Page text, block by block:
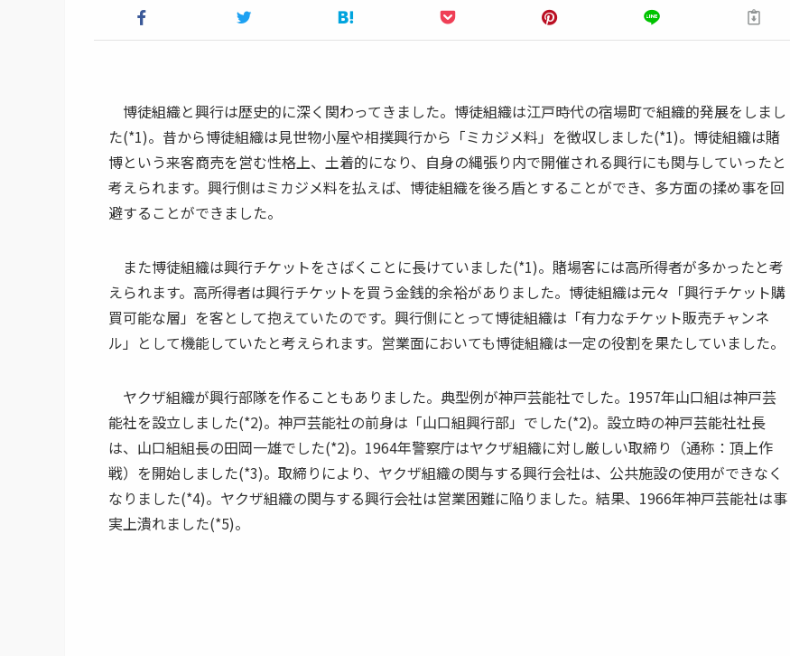
博徒組織と興行は歴史的に深く関わってきました。博徒組織は江戸時代の宿場町で組織的発展をしまし
た(*1)。昔から博徒組織は見世物小屋や相撲興行から「ミカジメ料」を徴収しました(*1)。博徒組織は賭
博という来客商売を営む性格上、土着的になり、自身の縄張り内で開催される興行にも関与していったと
考えられます。興行側はミカジメ料を払えば、博徒組織を後ろ盾とすることができ、多方面の揉め事を回
避することができました。
また博徒組織は興行チケットをさばくことに長けていました(*1)。賭場客には高所得者が多かったと考
えられます。高所得者は興行チケットを買う金銭的余裕がありました。博徒組織は元々「興行チケット購
買可能な層」を客として抱えていたのです。興行側にとって博徒組織は「有力なチケット販売チャンネ
ル」として機能していたと考えられます。営業面においても博徒組織は一定の役割を果たしていました。
ヤクザ組織が興行部隊を作ることもありました。典型例が神戸芸能社でした。1957年山口組は神戸芸
能社を設立しました(*2)。神戸芸能社の前身は「山口組興行部」でした(*2)。設立時の神戸芸能社社長
は、山口組組長の田岡一雄でした(*2)。1964年警察庁はヤクザ組織に対し厳しい取締り（通称：頂上作
戦）を開始しました(*3)。取締りにより、ヤクザ組織の関与する興行会社は、公共施設の使用ができなく
なりました(*4)。ヤクザ組織の関与する興行会社は営業困難に陥りました。結果、1966年神戸芸能社は事
実上潰れました(*5)。